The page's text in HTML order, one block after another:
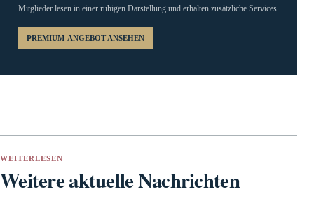
Mitglieder lesen in einer ruhigen Darstellung und erhalten zusätzliche Services.
PREMIUM-ANGEBOT ANSEHEN
WEITERLESEN
Weitere aktuelle Nachrichten